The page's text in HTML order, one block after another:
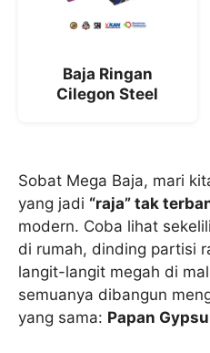
Baja Ringan
Cilegon Steel
Sobat Mega Baja, mari
yang jadi “raja” tak
modern. Coba lihat
di rumah, dinding partisi
langit-langit megah di
semuanya dibangun
yang sama: Papan